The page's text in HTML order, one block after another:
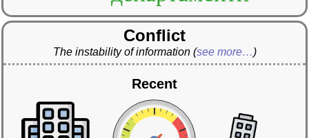
Conflict
The instability of information (see more…)
Recent